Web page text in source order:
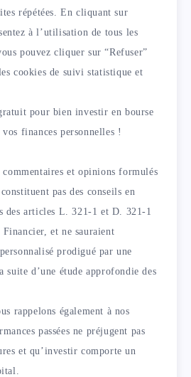
répétées. En cliquant sur
à l’utilisation de tous les
pouvez cliquer sur “Refuser”
cookies de suivi statistique et
pour bien investir en bourse
finances personnelles !
et opinions formulés
pas des conseils en
des articles L. 321-1 et D. 321-1
et ne sauraient
prodigué par une
suite d’une étude approfondie des
rappelons également à nos
passées ne préjugent pas
et qu’investir comporte un